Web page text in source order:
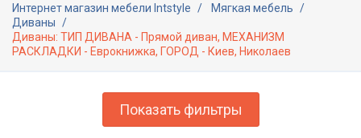
Интернет магазин мебели Intstyle
Мягкая мебель
Диваны
Диваны: ТИП ДИВАНА - Прямой диван, МЕХАНИЗМ
РАСКЛАДКИ - Еврокнижка, ГОРОД - Киев, Николаев
Показать фильтры